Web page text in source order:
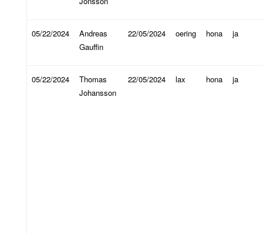
05/22/2024
Andreas
Gauffin
22/05/2024 oering hona ja
05/22/2024
Thomas
Johansson
22/05/2024 lax hona ja